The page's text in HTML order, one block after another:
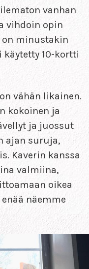
vanhan
vihdoin opin
on minustakin
käytetty 10-kortti
vähän likainen.
kokoinen ja
ja juossut
ajan suruja,
Kaverin kanssa
valmiina,
oikea
näemme